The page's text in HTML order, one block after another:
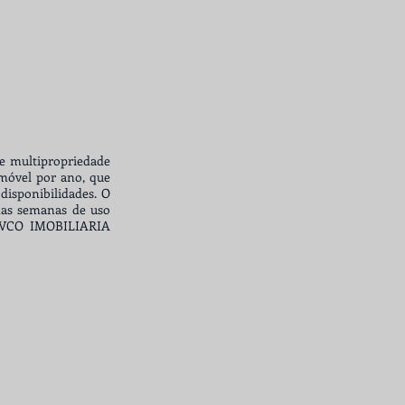
multipropriedade
por ano, que
O
semanas de uso
IMOBILIARIA